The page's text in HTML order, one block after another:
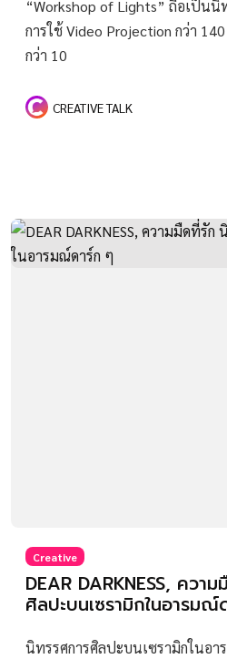
“Workshop of Lights” ถือเป็น
การใช้ Video Projection กว่า
กว่า 10
CREATIVE TALK
Creative
DEAR DARKNESS, ควา
ศิลปะบนเซรามิกในอารม
นิทรรศการศิลปะบนเซรามิกในอ